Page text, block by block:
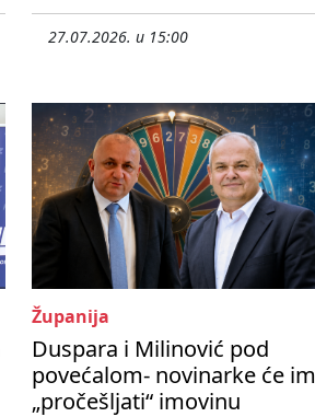
27.07.2026. u 15:00
Županija
Duspara i Milinović pod
povećalom- novinarke će im
„pročešljati“ imovinu